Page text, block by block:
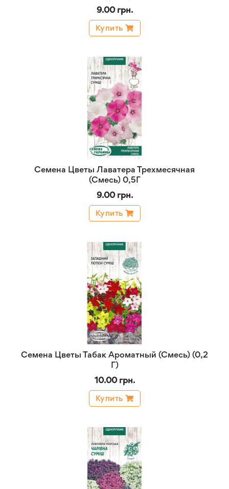
9.00 грн.
Купить
Семена Цветы Лаватера Трехмесячная
(Смесь) 0,5Г
9.00 грн.
Купить
Семена Цветы Табак Ароматный (Смесь) (0,2
Г)
10.00 грн.
Купить